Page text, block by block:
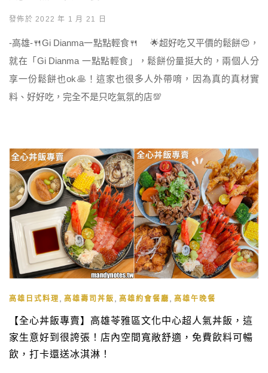
發佈於 2022 年 1 月 21 日
-高雄-🍴Gi Dianma一點點輕食🍴 🌟超好吃又平價的鬆餅😍，
就在「Gi Dianma 一點點輕食」，鬆餅份量挺大的，兩個人分
享一份鬆餅也ok🥞！這家也很多人外帶唷，因為真的真材實
料、好好吃，完全不是只吃氣氛的店💯
高雄日式料理 , 高雄壽司丼飯 , 高雄約會餐廳 , 高雄午晚餐
【全心丼飯專賣】高雄苓雅區文化中心超人氣丼飯，這
家生意好到很誇張！店內空間寬敞舒適，免費飲料可暢
飲，打卡還送冰淇淋！